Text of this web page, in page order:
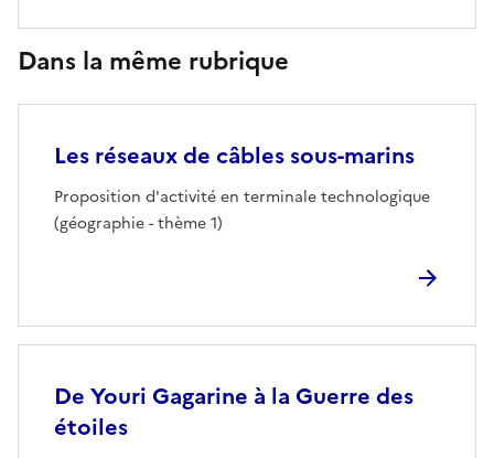
Dans la même rubrique
Les réseaux de câbles sous-marins
Proposition d'activité en terminale technologique
(géographie - thème 1)
De Youri Gagarine à la Guerre des
étoiles